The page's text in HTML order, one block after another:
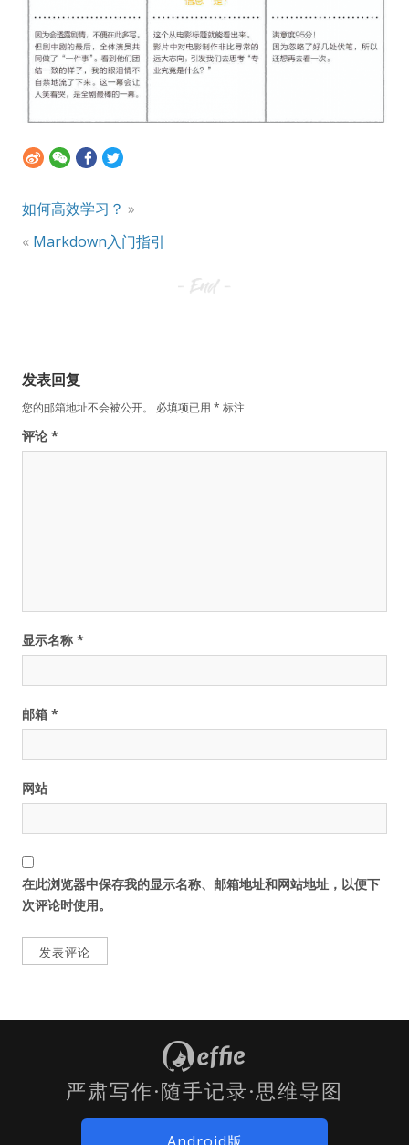
如何高效学习？ »
« Markdown入门指引
发表回复
您的邮箱地址不会被公开。 必填项已用 * 标注
评论 *
显示名称 *
邮箱 *
网站
在此浏览器中保存我的显示名称、邮箱地址和网站地址，以便下
次评论时使用。
严肃写作·随手记录·思维导图